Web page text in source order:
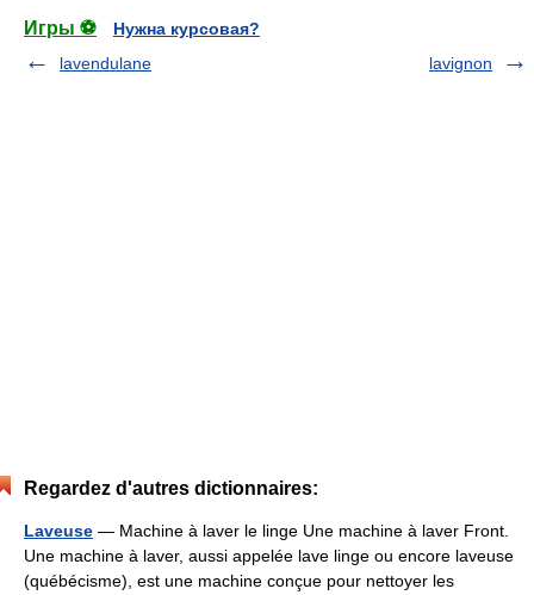
Игры ⚽
Нужна курсовая?
lavendulane
lavignon
Regardez d'autres dictionnaires:
Laveuse — Machine à laver le linge Une machine à laver Front.
Une machine à laver, aussi appelée lave linge ou encore laveuse
(québécisme), est une machine conçue pour nettoyer les